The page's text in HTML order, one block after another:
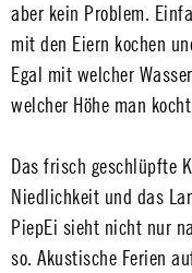
aber kein Problem.
mit den Eiern kochen
Egal mit welcher
welcher Höhe man
Das frisch geschlüpfte
Niedlichkeit und das
PiepEi sieht nicht nur
so. Akustische Ferien